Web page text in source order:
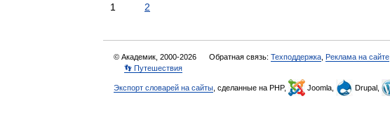
1 2
© Академик, 2000-2026 Обратная связь: Техподдержка Реклама на сайте
👣 Путешествия
Экспорт словарей на сайты , сделанные на PHP, Joomla, Drupal,